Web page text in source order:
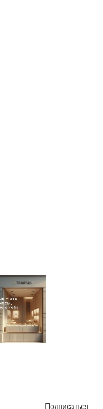
Подписаться